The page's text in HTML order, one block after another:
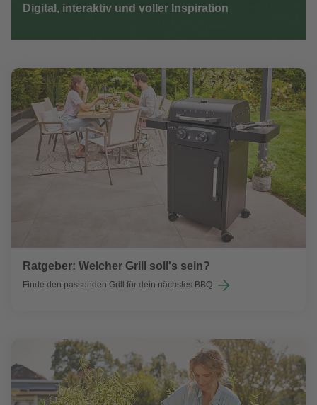
Digital, interaktiv und voller Inspiration
Ratgeber: Welcher Grill soll's sein?
Finde den passenden Grill für dein nächstes BBQ